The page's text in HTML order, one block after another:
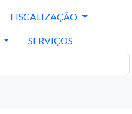
FISCALIZAÇÃO
SERVIÇOS